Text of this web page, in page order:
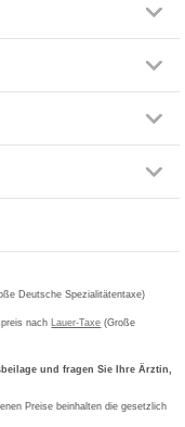
Deutsche Spezialitätentaxe)
nach Lauer-Taxe (Große
und fragen Sie Ihre Ärztin,
Preise beinhalten die gesetzlich